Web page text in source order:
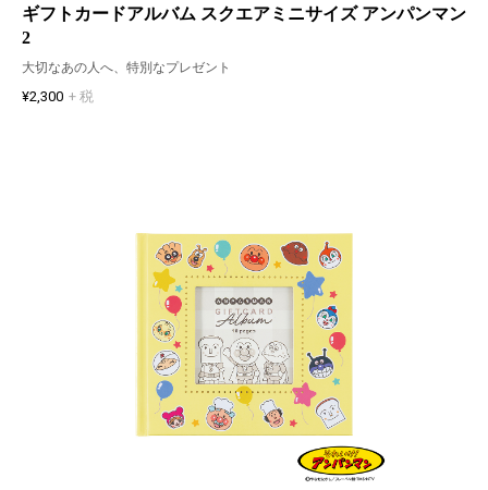
ギフトカードアルバム スクエアミニサイズ アンパンマン
2
大切なあの人へ、特別なプレゼント
¥2,300 + 税